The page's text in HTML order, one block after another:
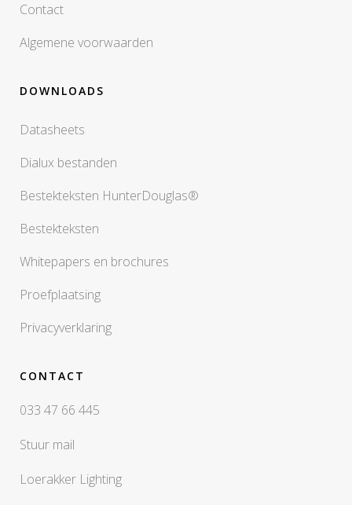
Contact
Algemene voorwaarden
DOWNLOADS
Datasheets
Dialux bestanden
Bestekteksten HunterDouglas®
Bestekteksten
Whitepapers en brochures
Proefplaatsing
Privacyverklaring
CONTACT
033 47 66 445
Stuur mail
Loerakker Lighting